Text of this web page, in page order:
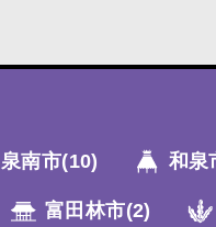
泉南市(10) 和泉
富田林市(2)